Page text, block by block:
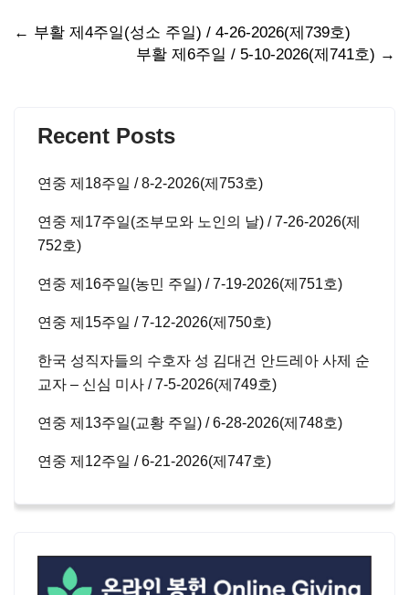
Post
navigation
← 부활 제4주일(성소 주일) / 4-26-2026(제739호)
부활 제6주일 / 5-10-2026(제741호) →
Recent Posts
연중 제18주일 / 8-2-2026(제753호)
연중 제17주일(조부모와 노인의 날) / 7-26-2026(제
752호)
연중 제16주일(농민 주일) / 7-19-2026(제751호)
연중 제15주일 / 7-12-2026(제750호)
한국 성직자들의 수호자 성 김대건 안드레아 사제 순
교자 – 신심 미사 / 7-5-2026(제749호)
연중 제13주일(교황 주일) / 6-28-2026(제748호)
연중 제12주일 / 6-21-2026(제747호)